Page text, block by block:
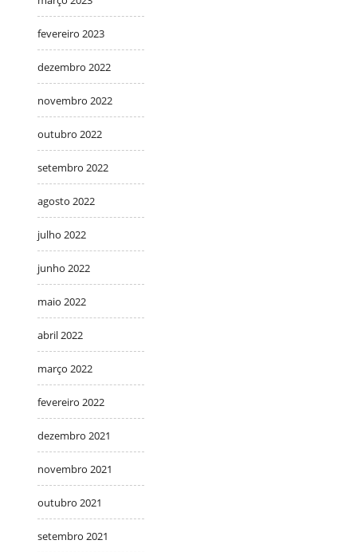
fevereiro 2023
dezembro 2022
novembro 2022
outubro 2022
setembro 2022
agosto 2022
julho 2022
junho 2022
maio 2022
abril 2022
março 2022
fevereiro 2022
dezembro 2021
novembro 2021
outubro 2021
setembro 2021